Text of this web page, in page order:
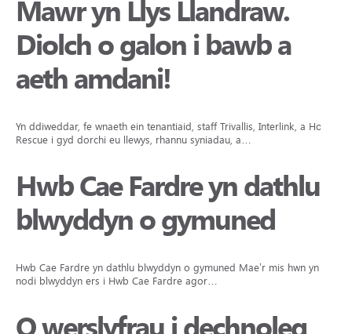
Mawr yn Llys Llandraw.
Diolch o galon i bawb a
aeth amdani!
Yn ddiweddar, fe wnaeth ein tenantiaid, staff Trivallis, Interlink, a Hope
Rescue i gyd dorchi eu llewys, rhannu syniadau, a…
Hwb Cae Fardre yn dathlu
blwyddyn o gymuned
Hwb Cae Fardre yn dathlu blwyddyn o gymuned Mae’r mis hwn yn
nodi blwyddyn ers i Hwb Cae Fardre agor…